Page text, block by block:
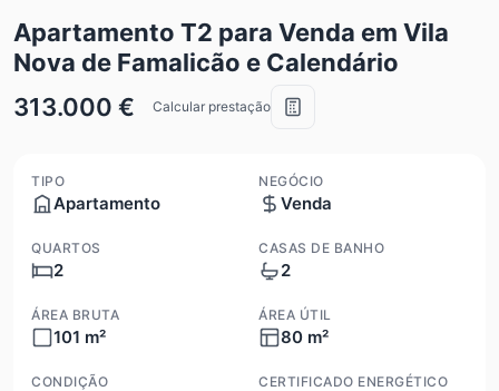
Apartamento T2 para Venda em Vila
Nova de Famalicão e Calendário
313.000 €
Calcular prestação
TIPO
Apartamento
NEGÓCIO
Venda
QUARTOS
2
CASAS DE BANHO
2
ÁREA BRUTA
101 m²
ÁREA ÚTIL
80 m²
CONDIÇÃO
CERTIFICADO ENERGÉTICO